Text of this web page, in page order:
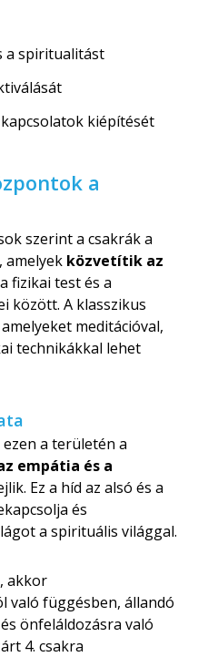
a spiritualitást
kiépítését
a
szerint a csakrák a
közvetítik az
a fizikai test és a
között. A klasszikus
meditációval,
technikákkal lehet
a területén a
empátia és a
Ez a híd az alsó és a
és
a spirituális világgal.
akkor
való függésben, állandó
önfeláldozásra való
4. csakra